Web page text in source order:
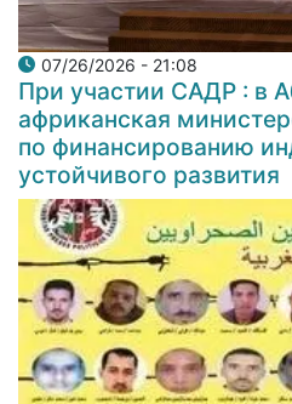
07/26/2026 - 21:08
При участии САДР : в
африканская
по финансированию
устойчивого развития